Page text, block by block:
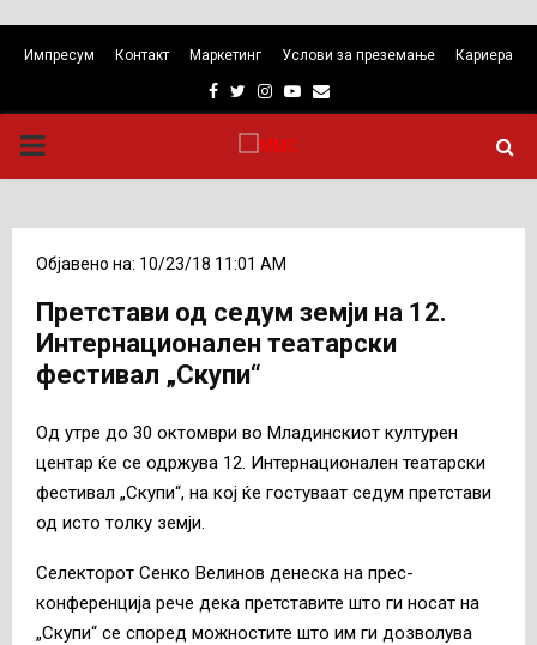
Импресум Контакт Маркетинг Услови за преземање Кариера
Facebook
TwitterInstagram
Youtube
Email
PRIMARY
Објавено на: 10/23/18 11:01 AM
Претстави од седум земји на 12.
Интернационален театарски
фестивал „Скупи“
Од утре до 30 октомври во Младинскиот културен
центар ќе се одржува 12. Интернационален театарски
фестивал „Скупи“, на кој ќе гостуваат седум претстави
од исто толку земји.
Селекторот Сенко Велинов денеска на прес-
конференција рече дека претставите што ги носат на
„Скупи“ се според можностите што им ги дозволува